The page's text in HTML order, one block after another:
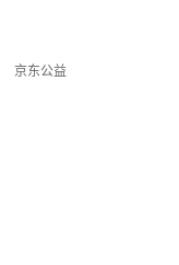
京东公益